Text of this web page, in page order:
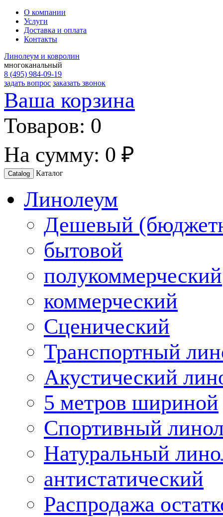
О компании
Услуги
Доставка и оплата
Контакты
Линолеум и ковролин
многоканальный
8 (495) 984-09-19
задать вопрос заказать звонок
Ваша корзина
Товаров: 0
На сумму: 0 ₽
Catalog Каталог
Линолеум
Дешевый
бытовой
полукоммерческий
коммерческий
Сценический
Транспортный
Акустический
5 метров шириной
Спортивный
Натуральный
антистатический
Распродажа